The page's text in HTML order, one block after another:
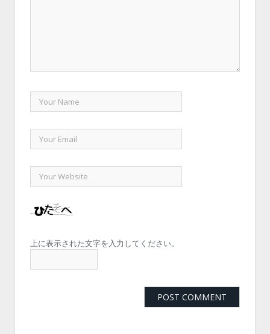
上に表示された文字を入力してください。